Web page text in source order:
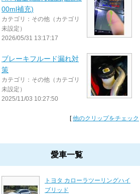
00ml補充)
カテゴリ：その他（カテゴリ
未設定）
2026/05/31 13:17:17
ブレーキフルード漏れ対
策
カテゴリ：その他（カテゴリ
未設定）
2025/11/03 10:27:50
[他のクリップをチェック
愛車一覧
トヨタ カローラツーリングハイ
ブリッド